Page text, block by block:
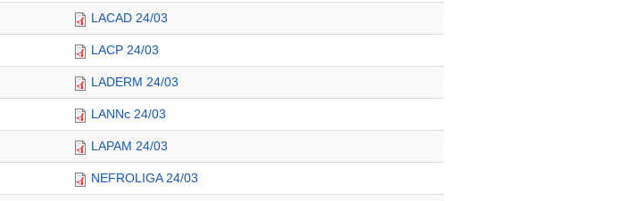
LACAD 24/03
LACP 24/03
LADERM 24/03
LANNc 24/03
LAPAM 24/03
NEFROLIGA 24/03